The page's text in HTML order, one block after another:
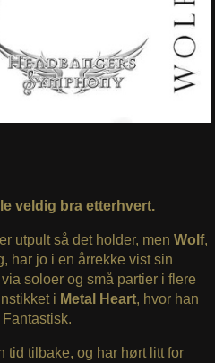
veldig bra etterhvert.
utpult så det holder, men Wolf,
har jo i en årrekke vist sin
soloer og små partier i flere
i Metal Heart, hvor han
tid tilbake, og har hørt litt for